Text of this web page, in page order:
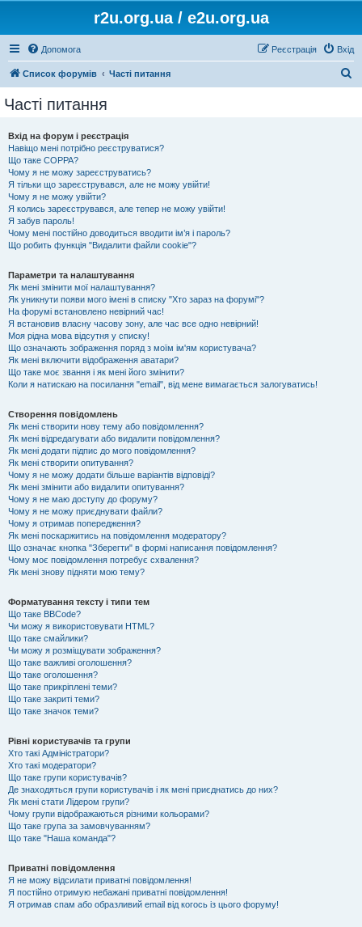
r2u.org.ua / e2u.org.ua
Допомога Вхід
Реєстрація
Список форумів Часті питання
Часті питання
Вхід на форум і реєстрація
Навіщо мені потрібно реєструватися?
Що таке COPPA?
Чому я не можу зареєструватись?
Я тільки що зареєструвався, але не можу увійти!
Чому я не можу увійти?
Я колись зареєструвався, але тепер не можу увійти!
Я забув пароль!
Чому мені постійно доводиться вводити ім’я і пароль?
Що робить функція "Видалити файли cookie"?
Параметри та налаштування
Як мені змінити мої налаштування?
Як уникнути появи мого імені в списку "Хто зараз на форумі"?
На форумі встановлено невірний час!
Я встановив власну часову зону, але час все одно невірний!
Моя рідна мова відсутня у списку!
Що означають зображення поряд з моїм ім'ям користувача?
Як мені включити відображення аватари?
Що таке моє звання і як мені його змінити?
Коли я натискаю на посилання "email", від мене вимагається залогуватись!
Створення повідомлень
Як мені створити нову тему або повідомлення?
Як мені відредагувати або видалити повідомлення?
Як мені додати підпис до мого повідомлення?
Як мені створити опитування?
Чому я не можу додати більше варіантів відповіді?
Як мені змінити або видалити опитування?
Чому я не маю доступу до форуму?
Чому я не можу приєднувати файли?
Чому я отримав попередження?
Як мені поскаржитись на повідомлення модератору?
Що означає кнопка "Зберегти" в формі написання повідомлення?
Чому моє повідомлення потребує схвалення?
Як мені знову підняти мою тему?
Форматування тексту і типи тем
Що таке BBCode?
Чи можу я використовувати HTML?
Що таке смайлики?
Чи можу я розміщувати зображення?
Що таке важливі оголошення?
Що таке оголошення?
Що таке прикріплені теми?
Що таке закриті теми?
Що таке значок теми?
Рівні користувачів та групи
Хто такі Адміністратори?
Хто такі модератори?
Що таке групи користувачів?
Де знаходяться групи користувачів і як мені приєднатись до них?
Як мені стати Лідером групи?
Чому групи відображаються різними кольорами?
Що таке група за замовчуванням?
Що таке "Наша команда"?
Приватні повідомлення
Я не можу відсилати приватні повідомлення!
Я постійно отримую небажані приватні повідомлення!
Я отримав спам або образливий email від когось із цього форуму!